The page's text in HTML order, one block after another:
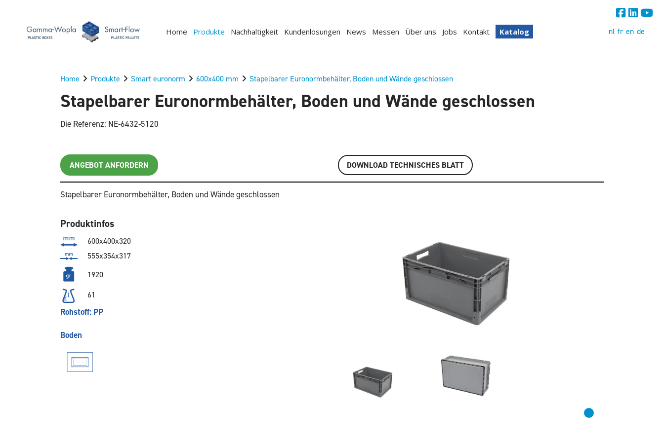
Home Produkte Nachhaltigkeit Kundenlösungen News Messen Über uns Jobs Kontakt Katalog nl fr en de
Home Produkte Smart euronorm 600x400 mm Stapelbarer Euronormbehälter, Boden und Wände geschlossen
Stapelbarer Euronormbehälter, Boden und Wände geschlossen
Die Referenz: NE-6432-5120
ANGEBOT ANFORDERN DOWNLOAD TECHNISCHES BLATT
Stapelbarer Euronormbehälter, Boden und Wände geschlossen
Produktinfos
600x400x320
555x354x317
1920
61
Rohstoff: PP
Boden